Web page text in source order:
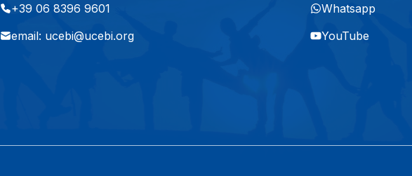
+39 06 8396 9601
email: ucebi@ucebi.org
Whatsapp
YouTube